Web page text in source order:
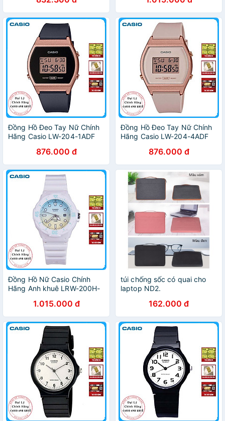
Đồng Hồ Đeo Tay Nữ Chính
Hãng Casio LW-204-1ADF
876.000 đ
Đồng Hồ Đeo Tay Nữ Chính
Hãng Casio LW-204-4ADF
876.000 đ
Đồng Hồ Nữ Casio Chính
Hãng Anh khuê LRW-200H-
Hiệu Nhật Bản1.015.000 đ
túi chống sốc có quai cho
laptop ND2.
162.000 đ